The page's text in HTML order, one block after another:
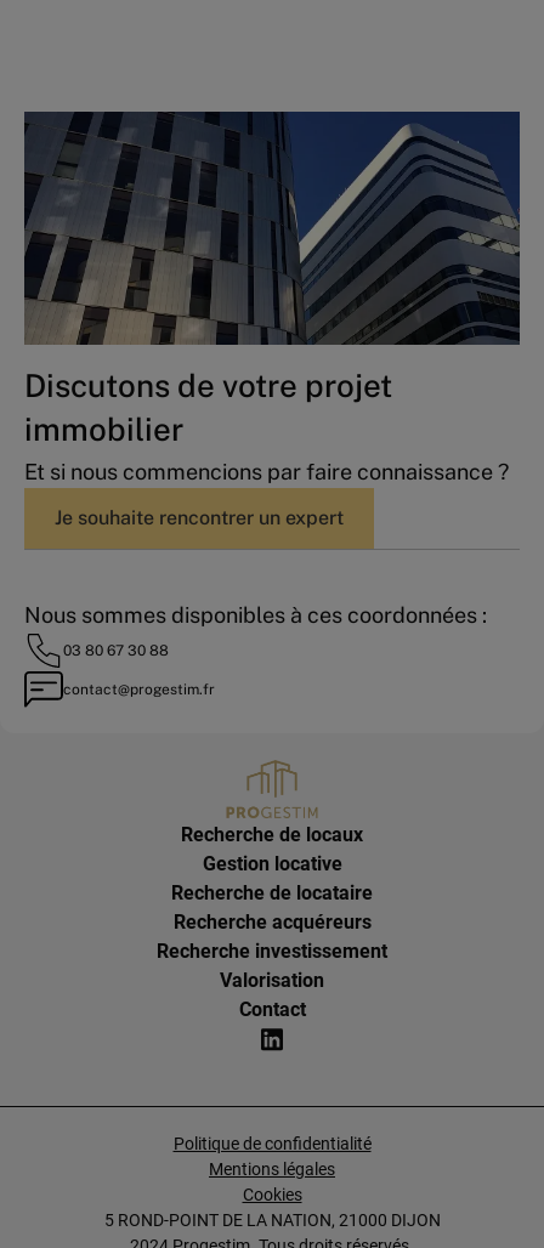
Discutons de votre projet
immobilier
Et si nous commencions par faire connaissance ?
Je souhaite rencontrer un expert
Nous sommes disponibles à ces coordonnées :
03 80 67 30 88
contact@progestim.fr
Recherche de locaux
Gestion locative
Recherche de locataire
Recherche acquéreurs
Recherche investissement
Valorisation
Contact
5 ROND-POINT DE LA NATION, 21000 DIJON
Politique de confidentialité
Mentions légales
Cookies